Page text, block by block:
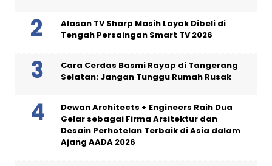
Alasan TV Sharp Masih Layak Dibeli di
Tengah Persaingan Smart TV 2026
Cara Cerdas Basmi Rayap di Tangerang
Selatan: Jangan Tunggu Rumah Rusak
Dewan Architects + Engineers Raih Dua
Gelar sebagai Firma Arsitektur dan
Desain Perhotelan Terbaik di Asia dalam
Ajang AADA 2026